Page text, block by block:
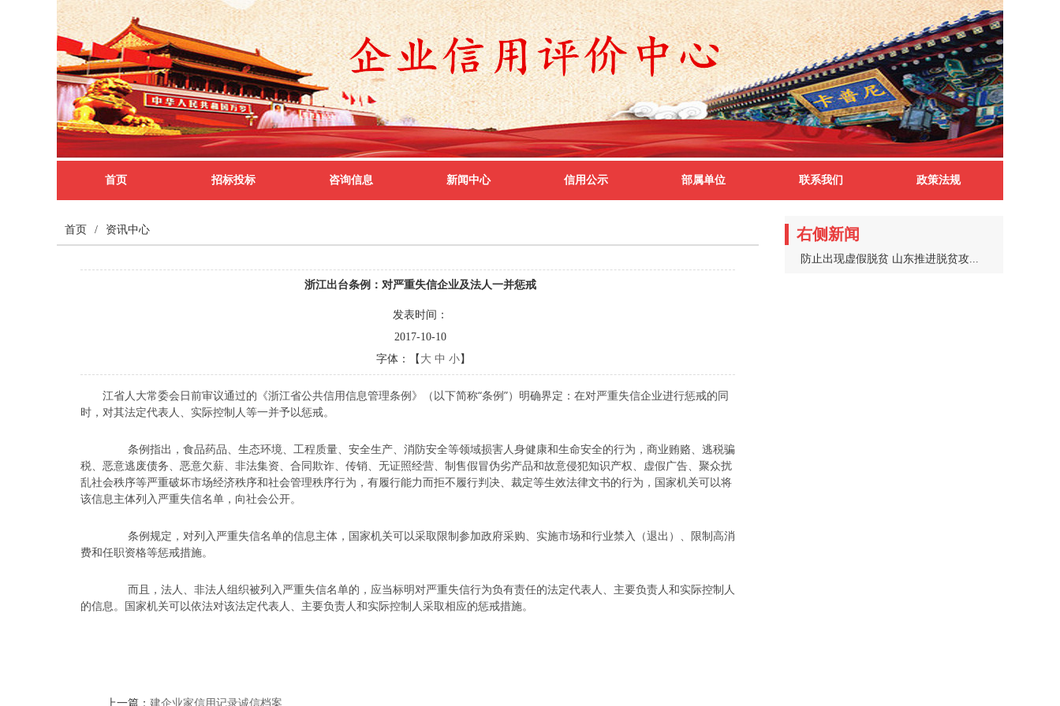
首页 招标投标 咨询信息 新闻中心 信用公示 部属单位 联系我们 政策法规
首页 / 资讯中心
浙江出台条例：对严重失信企业及法人一并惩戒
发表时间：
2017-10-10
字体：【 大 中 小】
江省人大常委会日前审议通过的《浙江省公共信用信息管理条例》（以下简称“条例”）明确界定：在对严重失信企业进行惩戒的同
时，对其法定代表人、实际控制人等一并予以惩戒。
条例指出，食品药品、生态环境、工程质量、安全生产、消防安全等领域损害人身健康和生命安全的行为，商业贿赂、逃税骗
税、恶意逃废债务、恶意欠薪、非法集资、合同欺诈、传销、无证照经营、制售假冒伪劣产品和故意侵犯知识产权、虚假广告、聚众扰
乱社会秩序等严重破坏市场经济秩序和社会管理秩序行为，有履行能力而拒不履行判决、裁定等生效法律文书的行为，国家机关可以将
该信息主体列入严重失信名单，向社会公开。
条例规定，对列入严重失信名单的信息主体，国家机关可以采取限制参加政府采购、实施市场和行业禁入（退出）、限制高消
费和任职资格等惩戒措施。
而且，法人、非法人组织被列入严重失信名单的，应当标明对严重失信行为负有责任的法定代表人、主要负责人和实际控制人
的信息。国家机关可以依法对该法定代表人、主要负责人和实际控制人采取相应的惩戒措施。
上一篇： 建企业家信用记录诚信档案
右侧新闻
防止出现虚假脱贫 山东推进脱贫攻...